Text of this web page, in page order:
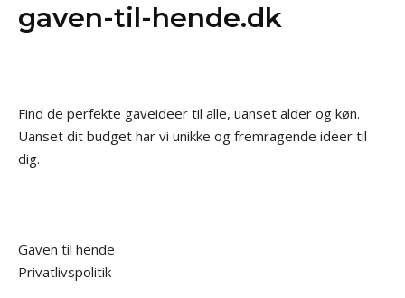
gaven-til-hende.dk
Find de perfekte gaveideer til alle, uanset alder og køn.
Uanset dit budget har vi unikke og fremragende ideer til
dig.
Gaven til hende
Privatlivspolitik